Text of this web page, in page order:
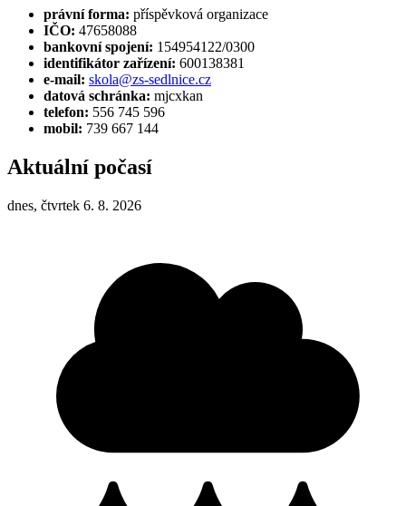
právní forma: příspěvková organizace
IČO: 47658088
bankovní spojení: 154954122/0300
identifikátor zařízení: 600138381
e-mail: skola@zs-sedlnice.cz
datová schránka: mjcxkan
telefon: 556 745 596
mobil: 739 667 144
Aktuální počasí
dnes, čtvrtek 6. 8. 2026